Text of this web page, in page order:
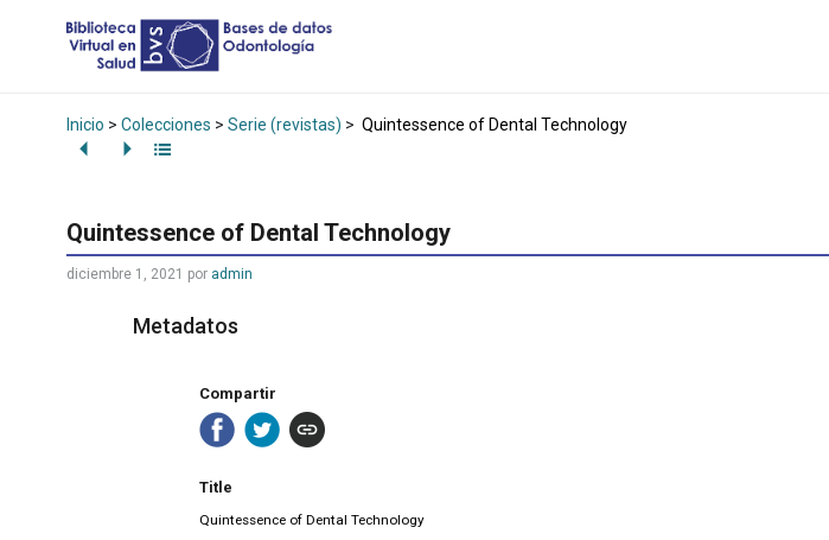
Inicio > Colecciones > Serie (revistas) > Quintessence of Dental Technology
Quintessence of Dental Technology
diciembre 1, 2021 por admin
Metadatos
Compartir
Title
Quintessence of Dental Technology